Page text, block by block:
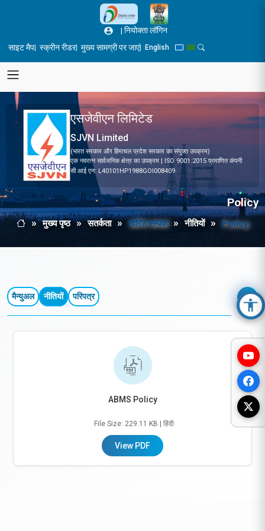
| नियोक्ता लॉगिन
साइट मैप स्क्रीन रीडर| मुख्य सामग्री पर जाएं| English
Blue Theme
Green Theme
Toggle Search
एसजेवीएन लिमिटेड
SJVN Limited
(भारत सरकार और हिमाचल प्रदेश सरकार का संयुक्त उपक्रम)
एक नवरत्न सार्वजनिक क्षेत्र का उपक्रम | ISO 9001:2015 प्रमाणित कंपनी
सी आई एन: L40101HP1988GOI008409
Policy
Breadcrumb
मुख्य पृष्ठमुख्य पृष्ठ सतर्कता त्वरित सम्पक नीतियों Policy
मैन्युअल नीतियों परिपत्र ▼
ABMS Policy
File Size: 229.11 KB | हिंदी
View PDF